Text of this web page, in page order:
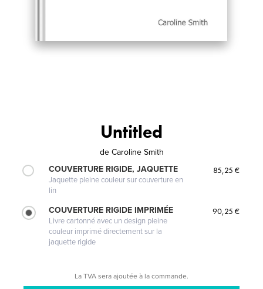
Untitled
de Caroline Smith
COUVERTURE RIGIDE, JAQUETTE
Jaquette pleine couleur sur couverture en
lin
85,25 €
COUVERTURE RIGIDE IMPRIMÉE
Livre cartonné avec un design pleine
couleur imprimé directement sur la
jaquette rigide
90,25 €
La TVA sera ajoutée à la commande.